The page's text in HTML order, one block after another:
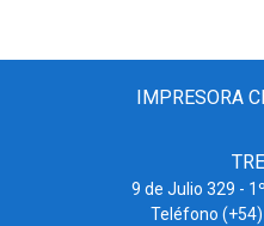
IMPRESORA
9 de Julio 329 -
Teléfono